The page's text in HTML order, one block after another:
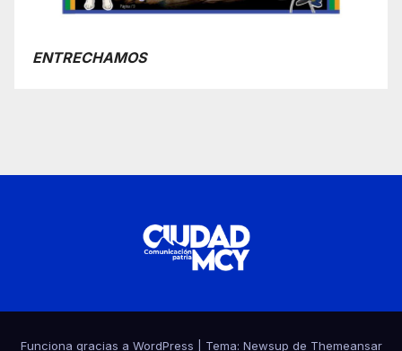
ENTRECHAMOS
Funciona gracias a WordPress Tema: Newsup de Themeansar